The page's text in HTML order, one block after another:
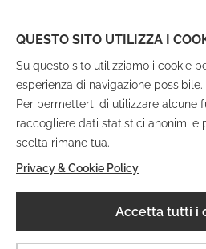
QUESTO SITO UTILIZZA I
Su questo sito utilizziamo i cookie
esperienza di navigazione
Per permetterti di utilizzare alcune
raccogliere dati statistici anonimi e
scelta rimane tua.
Privacy & Cookie Policy
Accetta tutti i
MENU